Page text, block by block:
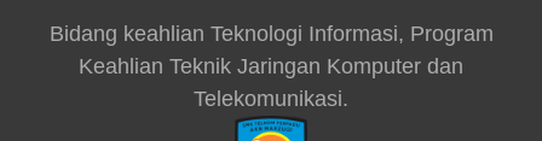
Bidang keahlian Teknologi Informasi, Program
Keahlian Teknik Jaringan Komputer dan
Telekomunikasi.